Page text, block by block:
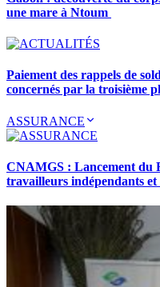
une mare à Ntoum
Paiement des rappels de
concernés par la troisième
ASSURANCE
CNAMGS : Lancement du
travailleurs indépendants et